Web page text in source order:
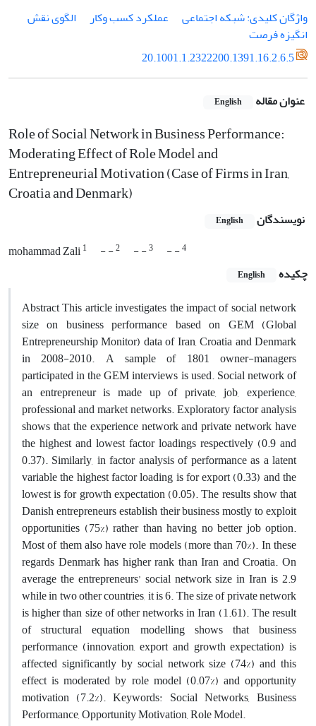
واژگان کلیدی: شبکه اجتماعی
عملکرد کسب وکار
الگوی نقش
انگیزه فرصت
20.1001.1.2322200.1391.16.2.6.5
عنوان مقاله English
Role of Social Network in Business Performance:
Moderating Effect of Role Model and
Entrepreneurial Motivation (Case of Firms in Iran,
Croatia and Denmark)
نویسندگان English
mohammad Zali1 - -2 - -3 - -4
چکیده English
Abstract This article investigates the impact of social network
size on business performance based on GEM (Global
Entrepreneurship Monitor) data of Iran, Croatia and Denmark
in 2008-2010. A sample of 1801 owner-managers
participated in the GEM interviews is used. Social network of
an entrepreneur is made up of private, job, experience,
professional and market networks. Exploratory factor analysis
shows that the experience network and private network have
the highest and lowest factor loadings respectively (0.9 and
0.37). Similarly, in factor analysis of performance as a latent
variable the highest factor loading is for export (0.33) and the
lowest is for growth expectation (0.05). The results show that
Danish entrepreneurs establish their business mostly to exploit
opportunities (75%) rather than having no better job option.
Most of them also have role models (more than 70%). In these
regards Denmark has higher rank than Iran and Croatia. On
average the entrepreneurs’ social network size in Iran is 2.9
while in two other countries, it is 6. The size of private network
is higher than size of other networks in Iran (1.61). The result
of structural equation modelling shows that business
performance (innovation, export and growth expectation) is
affected significantly by social network size (74%) and this
effect is moderated by role model (0.07%) and opportunity
motivation (7.2%). Keywords: Social Networks, Business
Performance, Opportunity Motivation, Role Model.